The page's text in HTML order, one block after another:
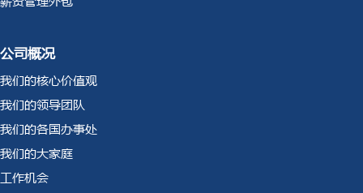
公司概况
我们的核心价值观
我们的领导团队
我们的各国办事处
我们的大家庭
工作机会